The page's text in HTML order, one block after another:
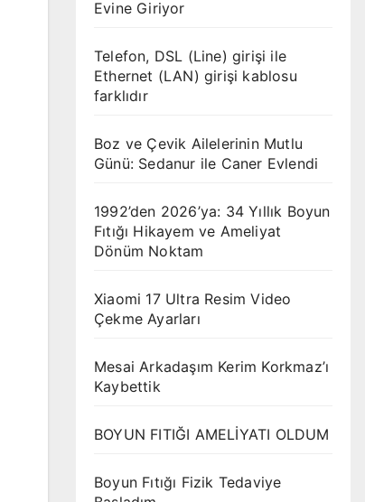
Evine Giriyor
Telefon, DSL (Line) girişi ile
Ethernet (LAN) girişi kablosu
farklıdır
Boz ve Çevik Ailelerinin Mutlu
Günü: Sedanur ile Caner Evlendi
1992’den 2026’ya: 34 Yıllık Boyun
Fıtığı Hikayem ve Ameliyat
Dönüm Noktam
Xiaomi 17 Ultra Resim Video
Çekme Ayarları
Mesai Arkadaşım Kerim Korkmaz’ı
Kaybettik
BOYUN FITIĞI AMELİYATI OLDUM
Boyun Fıtığı Fizik Tedaviye